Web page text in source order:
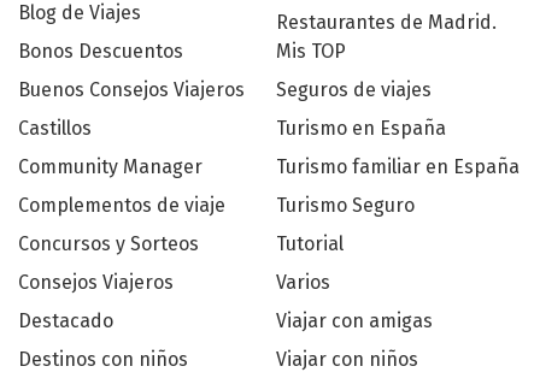
Blog de Viajes
Bonos Descuentos
Buenos Consejos Viajeros
Castillos
Community Manager
Complementos de viaje
Concursos y Sorteos
Consejos Viajeros
Destacado
Destinos con niños
Restaurantes de Madrid.
Mis TOP
Seguros de viajes
Turismo en España
Turismo familiar en España
Turismo Seguro
Tutorial
Varios
Viajar con amigas
Viajar con niños